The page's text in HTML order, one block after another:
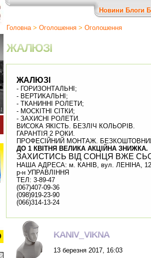
Новини Блоги
Головна> Оголошення > Оголошення
ЖАЛЮЗІ
ЖАЛЮЗІ
- ГОРИЗОНТАЛЬНІ;
- ВЕРТИКАЛЬНІ;
- ТКАНИННІ РОЛЕТИ;
- МОСКІТНІ СІТКИ;
- ЗАХИСНІ РОЛЕТИ.
ВИСОКА ЯКІСТЬ. БЕЗЛІЧ КОЛЬОРІВ.
ГАРАНТІЯ 2 РОКИ.
ПРОФЕСІЙНИЙ МОНТАЖ.
ДО 1 КВІТНЯ ВЕЛИКА АКЦІЙНА ЗНИЖКА.
ЗАХИСТИСЬ ВІД СОНЦЯ ВЖЕ
НАША АДРЕСА: м. КАНІВ, вул. ЛЕНІНА,
р-н УПРАВЛІННЯ
ТЕЛ: 3-89-47
(067)407-09-36
(098)919-23-90
(066)314-13-24
KANIV_VIKNA
13 березня 2017, 16:03